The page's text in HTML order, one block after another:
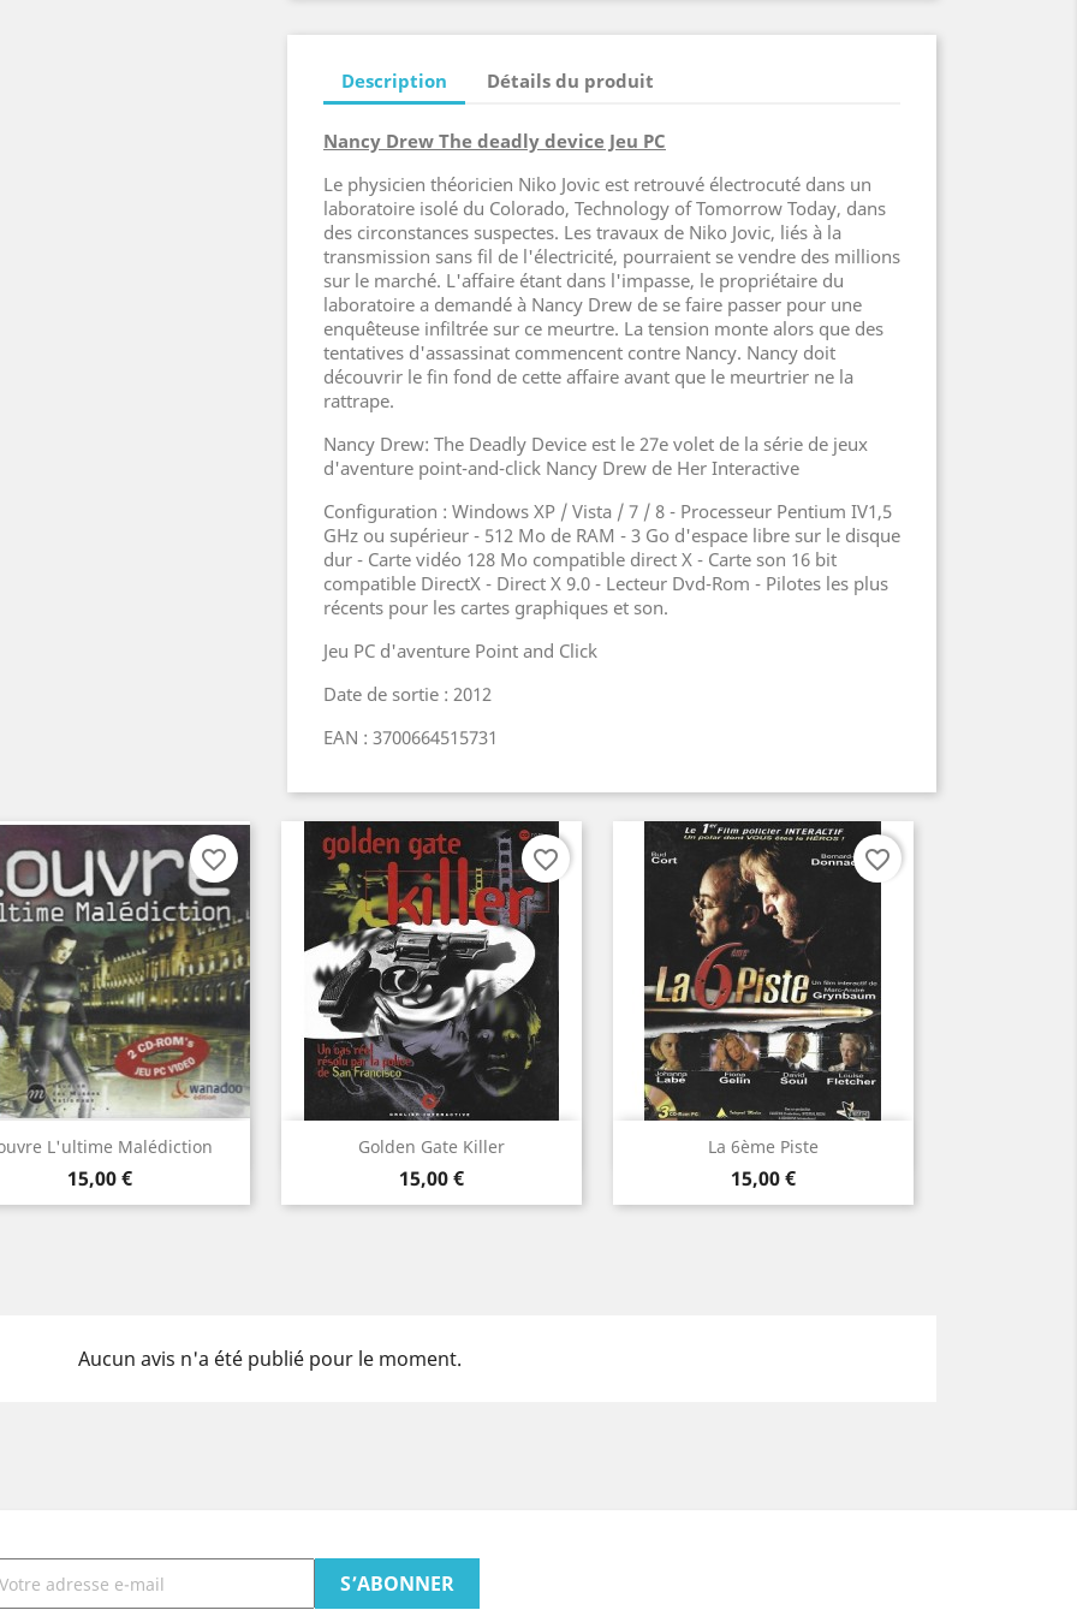
Description Détails du produit
Nancy Drew The deadly device Jeu PC
Le physicien théoricien Niko Jovic est retrouvé électrocuté dans un
laboratoire isolé du Colorado, Technology of Tomorrow Today, dans
des circonstances suspectes. Les travaux de Niko Jovic, liés à la
transmission sans fil de l'électricité, pourraient se vendre des millions
sur le marché. L'affaire étant dans l'impasse, le propriétaire du
laboratoire a demandé à Nancy Drew de se faire passer pour une
enquêteuse infiltrée sur ce meurtre. La tension monte alors que des
tentatives d'assassinat commencent contre Nancy. Nancy doit
découvrir le fin fond de cette affaire avant que le meurtrier ne la
rattrape.
Nancy Drew: The Deadly Device est le 27e volet de la série de jeux
d'aventure point-and-click Nancy Drew de Her Interactive
Configuration : Windows XP / Vista / 7 / 8 - Processeur Pentium IV1,5
GHz ou supérieur - 512 Mo de RAM - 3 Go d'espace libre sur le disque
dur - Carte vidéo 128 Mo compatible direct X - Carte son 16 bit
compatible DirectX - Direct X 9.0 - Lecteur Dvd-Rom - Pilotes les plus
récents pour les cartes graphiques et son.
Jeu PC d'aventure Point and Click
Date de sortie : 2012
EAN : 3700664515731
L'ultime Malédiction
Prix
15,00 €
 Aperçu rapide
favorite_border
Golden Gate Killer
Prix
15,00 €
Aperçu rapide
favorite_border
La 6ème Piste
Prix
15,00 €
Aperçu rapide
favorite_border
Aucun avis n'a été publié pour le moment.